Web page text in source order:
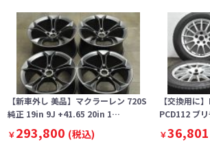
【新車外し 美品】マクラーレン 720S
純正 19in 9J +41.65 20in 1…
￥293,800 (税込)
【交換用に
PCD112 ブ
￥36,801